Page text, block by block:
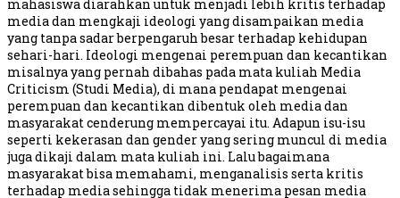
mahasiswa diarahkan untuk menjadi lebih kritis terhadap
media dan mengkaji ideologi yang disampaikan media
yang tanpa sadar berpengaruh besar terhadap kehidupan
sehari-hari. Ideologi mengenai perempuan dan kecantikan
misalnya yang pernah dibahas pada mata kuliah Media
Criticism (Studi Media), di mana pendapat mengenai
perempuan dan kecantikan dibentuk oleh media dan
masyarakat cenderung mempercayai itu. Adapun isu-isu
seperti kekerasan dan gender yang sering muncul di media
juga dikaji dalam mata kuliah ini. Lalu bagaimana
masyarakat bisa memahami, menganalisis serta kritis
terhadap media sehingga tidak menerima pesan media